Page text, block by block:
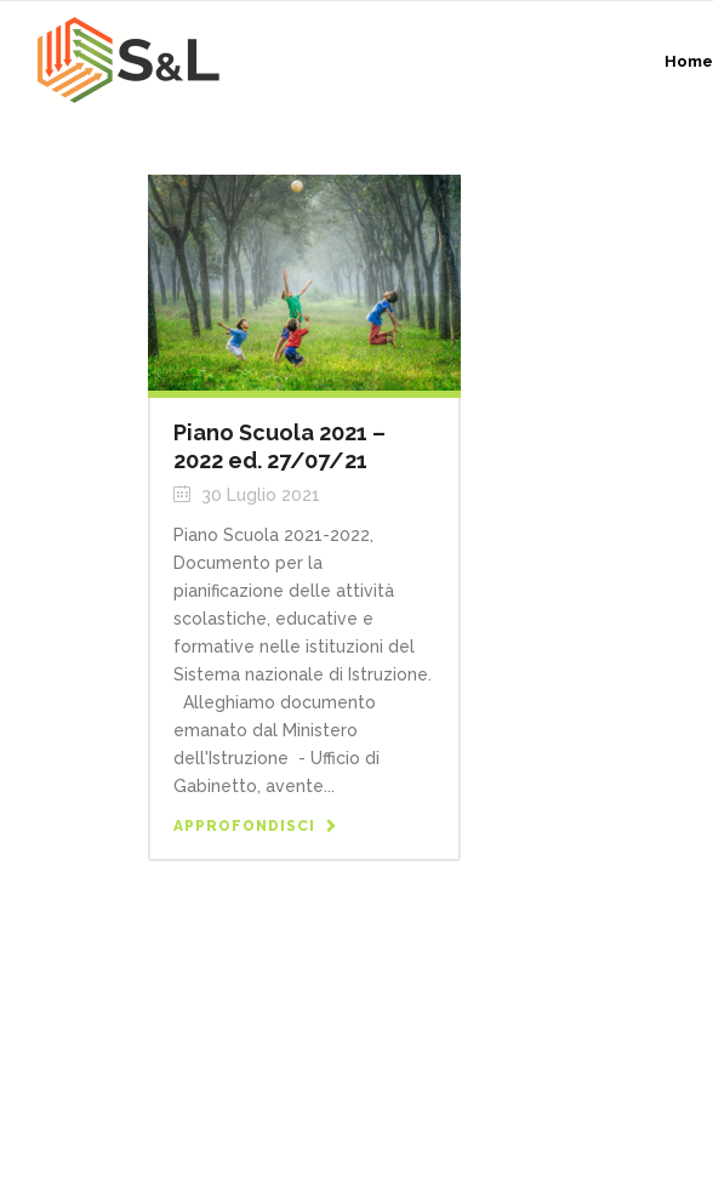
Home
Piano Scuola 2021 –
2022 ed. 27/07/21
30 Luglio 2021
Piano Scuola 2021-2022,
Documento per la
pianificazione delle attività
scolastiche, educative e
formative nelle istituzioni del
Sistema nazionale di Istruzione.
Alleghiamo documento
emanato dal Ministero
dell'Istruzione - Ufficio di
Gabinetto, avente...
APPROFONDISCI